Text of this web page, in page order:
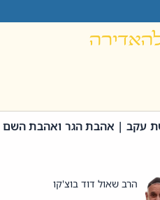
עקב | אהבת הגר ואהבת השם
הרב שאול דוד בוצ'קו